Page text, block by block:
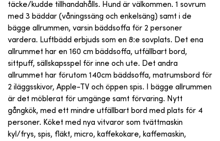
täcke/kudde tillhandahålls. Hund är välkommen. 1 sovrum
med 3 bäddar (våningssäng och enkelsäng) samt i de
bägge allrummen, varsin bäddsoffa för 2 personer
vardera. Luftbädd erbjuds som en 8:e sovplats. Det ena
allrummet har en 160 cm bäddsoffa, utfällbart bord,
sittpuff, sällskapsspel för inne och ute. Det andra
allrummet har förutom 140cm bäddsoffa, matrumsbord för
2 iläggsskivor, Apple-TV och öppen spis. I bägge allrummen
är det möblerat för umgänge samt förvaring. Nytt
gångkök, med ett mindre utfällbart bord med plats för 4
personer. Köket med nya vitvaror som tvättmaskin
kyl/frys, spis, fläkt, micro, kaffekokare, kaffemaskin,